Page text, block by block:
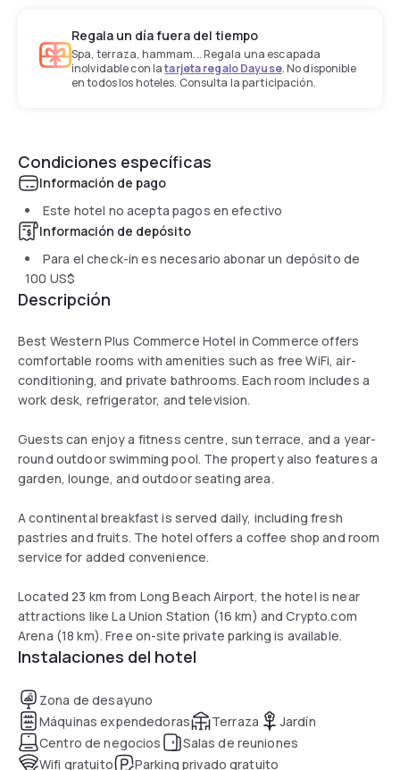
Regala un día fuera del tiempo
Spa, terraza, hammam... Regala una escapada
inolvidable con latarjeta regalo Dayuse. No disponible
en todos los hoteles. Consulta la participación.
Condiciones específicas
Información de pago
Este hotel no acepta pagos en efectivo
Información de depósito
Para el check-in es necesario abonar un depósito de
100 US$
Descripción
Best Western Plus Commerce Hotel in Commerce offers
comfortable rooms with amenities such as free WiFi, air-
conditioning, and private bathrooms. Each room includes a
work desk, refrigerator, and television.
Guests can enjoy a fitness centre, sun terrace, and a year-
round outdoor swimming pool. The property also features a
garden, lounge, and outdoor seating area.
A continental breakfast is served daily, including fresh
pastries and fruits. The hotel offers a coffee shop and room
service for added convenience.
Located 23 km from Long Beach Airport, the hotel is near
attractions like La Union Station (16 km) and Crypto.com
Arena (18 km). Free on-site private parking is available.
Instalaciones del hotel
Zona de desayuno
Máquinas expendedoras
Terraza
Jardín
Centro de negocios
Salas de reuniones
Wifi gratuito
Parking privado gratuito